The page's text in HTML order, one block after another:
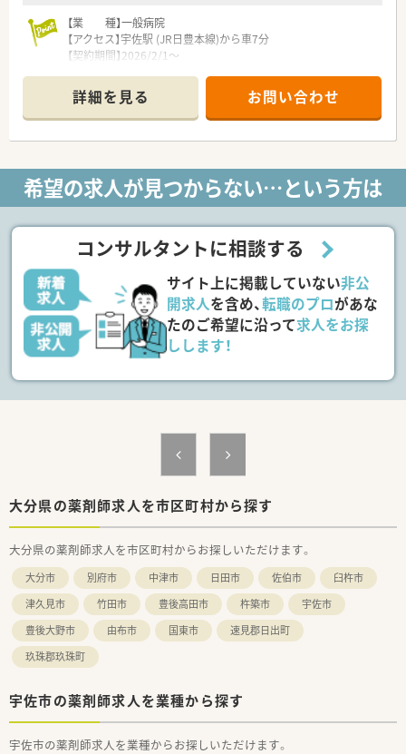
【業 種】一般病院
【アクセス】宇佐駅 (JR日豊本線)から車7分
【契約期間】2026/2/1～
【勤務時間】
月～金 08:15～17:15(休憩60分)
※1日8時間週40時間のシフト制
【応需科目】内科,呼吸器科,循環器科,消化器科,外科
********************************
＼手厚いサポートが魅力のファルマスタッフ／
償責任保険
■充実の休暇制度：有給休暇(6ヶ月以上勤務)、夏季休暇、慶弔休
ご希望条件に合わせて求人をお探しします！
まずはお気軽にお問い合わせください。
詳細を見る お問い合わせ
希望の求人が見つからない…という方は
コンサルタントに相談する
サイト上に掲載していない非公
開求人を含め、転職のプロがあな
たのご希望に沿って求人をお探
しします！
大分県の薬剤師求人を市区町村から探す
大分県の薬剤師求人を市区町村からお探しいただけます。
大分市 別府市 中津市 日田市 佐伯市
臼杵市
津久見市
竹田市 豊後高田市 杵築市
宇佐市
豊後大野市
由布市 国東市
速見郡日出町
玖珠郡玖珠町
宇佐市の薬剤師求人を業種から探す
宇佐市の薬剤師求人を業種からお探しいただけます。